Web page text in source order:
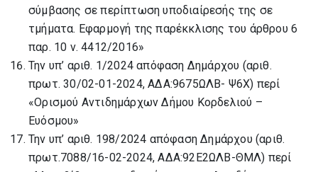
σύμβασης σε περίπτωση υποδιαίρεσής της σε
τμήματα. Εφαρμογή της παρέκκλισης του άρθρου 6
παρ. 10 ν. 4412/2016»
Την υπ’ αριθ. 1/2024 απόφαση Δημάρχου (αριθ.
πρωτ. 30/02-01-2024, ΑΔΑ:9675ΩΛΒ- Ψ6Χ) περί
«Ορισμού Αντιδημάρχων Δήμου Κορδελιού –
Ευόσμου»
Την υπ’ αριθ. 198/2024 απόφαση Δημάρχου (αριθ.
πρωτ.7088/16-02-2024, ΑΔΑ:92Ε2ΩΛΒ-ΘΜΛ) περί